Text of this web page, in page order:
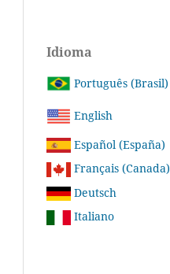
Idioma
Português (Brasil)
English
Español (España)
Français (Canada)
Deutsch
Italiano